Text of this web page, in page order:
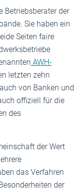
Betriebsberater der
Sie haben ein
Seiten faire
AWH-
letzten zehn
von Banken und
offiziell für die
des
der Wert
das Verfahren
der